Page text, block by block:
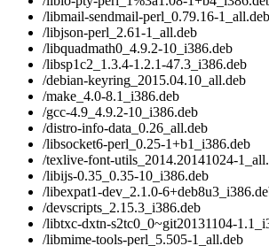
/libmail-sendmail-perl_0.79.16-1_all.deb
/libjson-perl_2.61-1_all.deb
/libquadmath0_4.9.2-10_i386.deb
/libsp1c2_1.3.4-1.2.1-47.3_i386.deb
/debian-keyring_2015.04.10_all.deb
/make_4.0-8.1_i386.deb
/gcc-4.9_4.9.2-10_i386.deb
/distro-info-data_0.26_all.deb
/libsocket6-perl_0.25-1+b1_i386.deb
/texlive-font-utils_2014.20141024-
/libijs-0.35_0.35-10_i386.deb
/libexpat1-dev_2.1.0-
/devscripts_2.15.3_i386.deb
/libtxc-dxtn-s2tc0_0~git20131104-
/libmime-tools-perl_5.505-1_all.deb